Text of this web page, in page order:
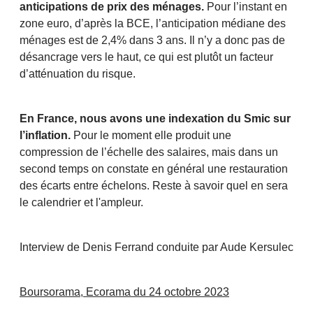
anticipations de prix des ménages. Pour l’instant en
zone euro, d’après la BCE, l’anticipation médiane des
ménages est de 2,4% dans 3 ans. Il n’y a donc pas de
désancrage vers le haut, ce qui est plutôt un facteur
d’atténuation du risque.
En France, nous avons une indexation du Smic sur
l’inflation. Pour le moment elle produit une
compression de l’échelle des salaires, mais dans un
second temps on constate en général une restauration
des écarts entre échelons. Reste à savoir quel en sera
le calendrier et l'ampleur.
Interview de Denis Ferrand conduite par Aude Kersulec
Boursorama, Ecorama du 24 octobre 2023